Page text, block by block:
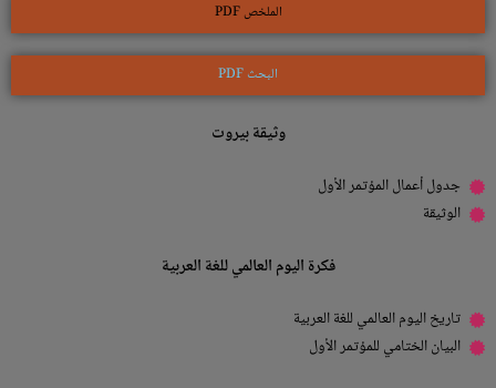
الملخص PDF
البحث PDF
وثيقة بيروت
جدول أعمال المؤتمر الأول
الوثيقة
فكرة اليوم العالمي للغة العربية
تاريخ اليوم العالمي للغة العربية
البيان الختامي للمؤتمر الأول